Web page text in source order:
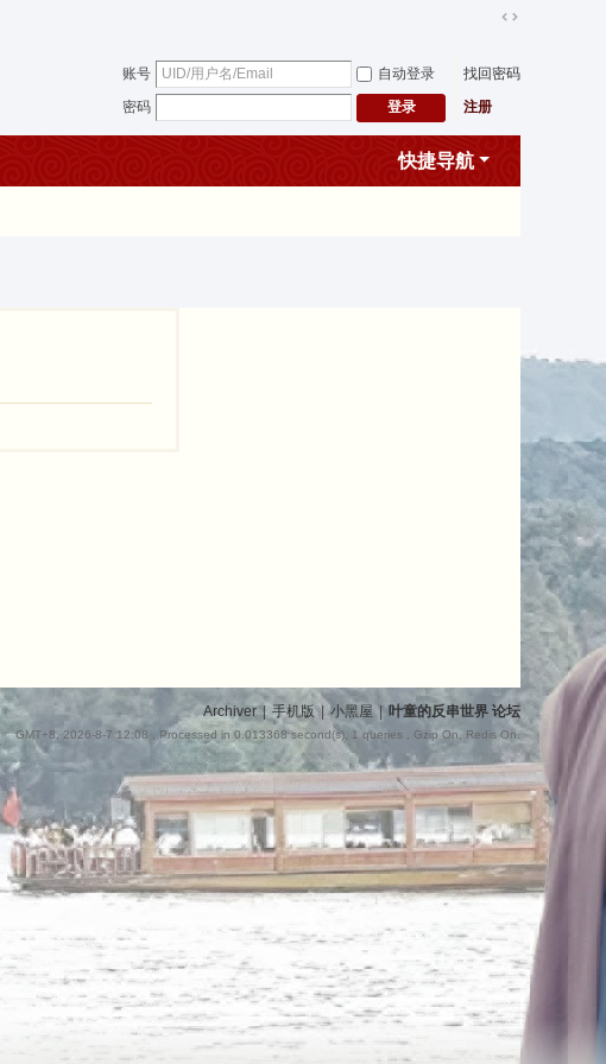
到
账号 自动登录
找回密码
密码
登录 注册
快捷导航
Archiver | 手机版 小黑屋 | 叶童的反串世界 论坛
GMT+8, 2026-8-7 12:08 , Processed in 0.013368 second(s), 1 queries , Gzip On, Redis On.